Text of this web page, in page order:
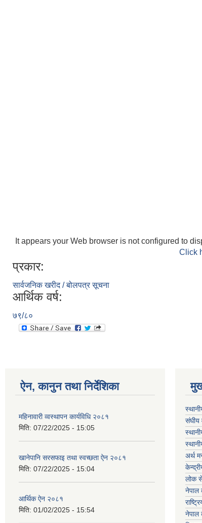
It appears your Web browser is not configured to
Click
प्रकार:
सार्वजनिक खरीद / बोलपत्र सूचना
आर्थिक वर्ष:
७९/८०
ऐन, कानुन तथा निर्देशिका
महिनावारी व्वस्थापन कार्यविधि २०८१
मिति: 07/22/2025 - 15:05
खानेपानि सरसफाइ तथा स्वच्छता ऐन २०८१
मिति: 07/22/2025 - 15:04
आर्थिक ऐन २०८१
मिति: 01/02/2025 - 15:54
संघीय
अर्थ
लोक
नेपाल
नेपाल